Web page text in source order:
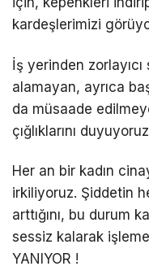
kardeşlerimizi
İş yerinden
alamayan, ayrıca
da müsaade
çığlıklarını
Her an bir kadın
irkiliyoruz. Şiddetin
arttığını, bu durum
sessiz kalarak
YANIYOR !